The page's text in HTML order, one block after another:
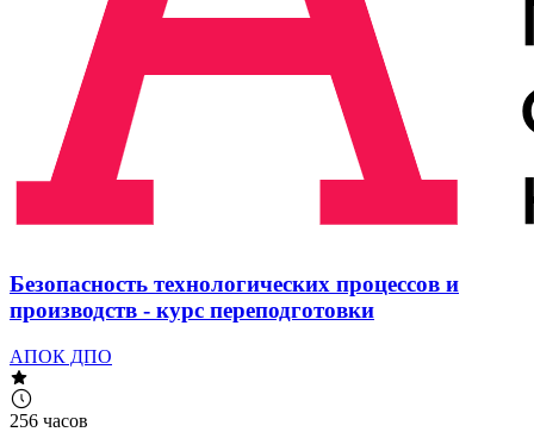
Безопасность технологических процессов и
производств - курс переподготовки
АПОК ДПО
256 часов